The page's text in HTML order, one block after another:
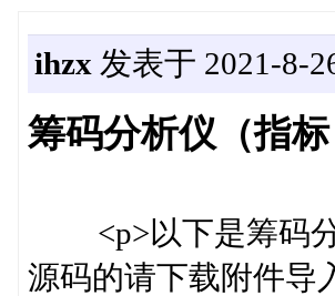
ihzx 发表于 2021-8-
筹码分析仪（指
<p>以下是筹码分
源码的请下载附件导